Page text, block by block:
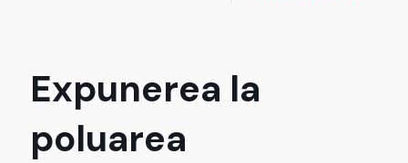
Expunerea la
poluarea